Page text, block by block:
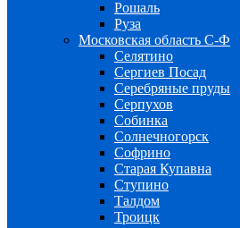
Рошаль
Руза
Московская область С-Ф
Селятино
Сергиев Посад
Серебряные пруды
Серпухов
Собинка
Солнечногорск
Софрино
Старая Купавна
Ступино
Талдом
Троицк